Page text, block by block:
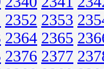
2352 2353
2364 2365
2376 2377